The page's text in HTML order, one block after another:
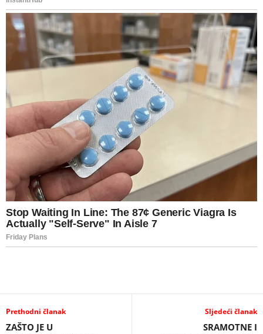
Prethodni članak
ZAŠTO JE U
Sljedeći članak
SRAMOTNE I